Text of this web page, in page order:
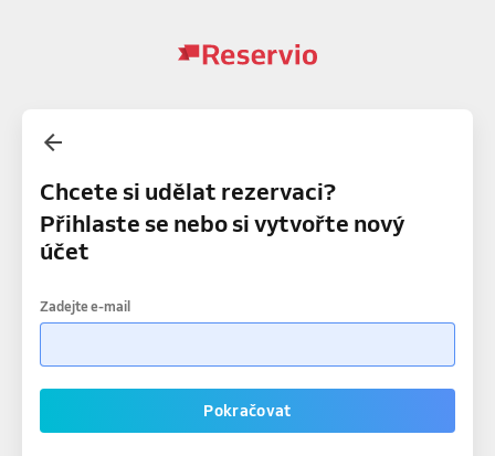
Chcete si udělat rezervaci?
Přihlaste se nebo si vytvořte nový
účet
Zadejte e-mail
Pokračovat